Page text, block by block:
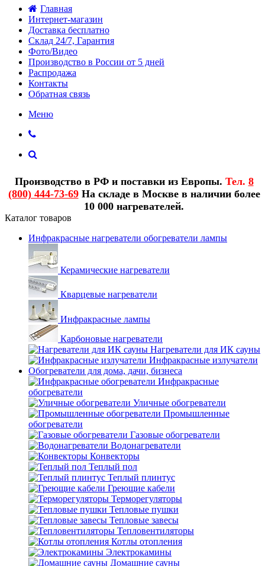
Главная
Интернет-магазин
Доставка бесплатно
Склад 24/7, Гарантия
Фото/Видео
Производство в России от 5 дней
Распродажа
Контакты
Обратная связь
Меню
Производство в РФ и поставки из Европы. Тел. 8
(800) 444-73-69На складе в Москве в наличии более
10 000 нагревателей.
Каталог товаров
Инфракрасные нагреватели обогреватели лампы
Керамические нагреватели
Кварцевые нагреватели
Инфракрасные лампы
Карбоновые нагреватели
Нагреватели для ИК сауны
Инфракрасные излучатели
Обогреватели для дома, дачи, бизнеса
Инфракрасные
обогреватели
Уличные обогреватели
Промышленные
обогреватели
Газовые обогреватели
Водонагреватели
Конвекторы
Теплый пол
Теплый плинтус
Греющие кабели
Терморегуляторы
Тепловые пушки
Тепловые завесы
Тепловентиляторы
Котлы отопления
Электрокамины
Домашние сауны